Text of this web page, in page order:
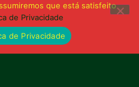
que está satisfeito
de Privacidade
de Privacidade